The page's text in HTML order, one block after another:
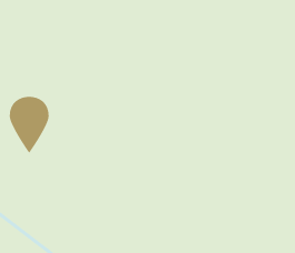
spiagge di Follonica, Punta Ala e
km).
e si riferiscono in linea d'aria dalla